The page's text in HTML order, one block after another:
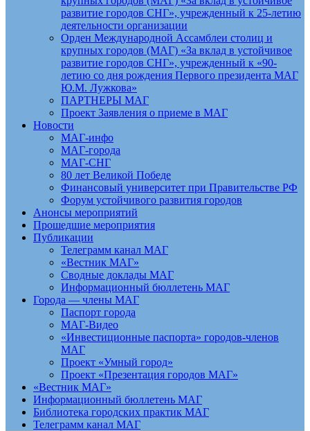
развитие городов СНГ», учрежденный к 25-летию
деятельности организации
Орден Международной Ассамблеи столиц и
крупных городов (МАГ) «За вклад в устойчивое
развитие городов СНГ», учрежденный к «90-
летию со дня рождения Первого президента МАГ
Ю.М. Лужкова»
ПАРТНЕРЫ МАГ
Проект Заявления о приеме в МАГ
Новости
МАГ-инфо
МАГ-города
МАГ-СНГ
80 лет Великой Победе
Финансовый университет при Правительстве РФ
Форум устойчивого развития городов
Анонсы мероприятий
Прошедшие мероприятия
Публикации
Телеграмм канал МАГ
«Вестник МАГ»
Сводные доклады МАГ
Информационный бюллетень МАГ
Города — члены МАГ
Паспорт города
МАГ-Видео
«Инвестиционные паспорта» городов-членов
МАГ
Проект «Умный город»
Проект «Презентация городов МАГ»
«Вестник МАГ»
Информационный бюллетень МАГ
Библиотека городских практик МАГ
Телеграмм канал МАГ